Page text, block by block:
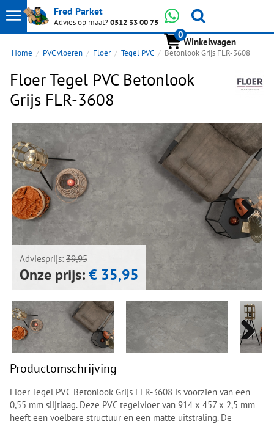
Toon
hoofdmenu
Fred Parket
Advies op maat?0512 33 00 75 Whatsapp
0
Winkelwagen
Home PVC vloeren Floer Tegel PVC Betonlook Grijs FLR-3608
Floer Tegel PVC Betonlook
Grijs FLR-3608
Adviesprijs: 39,95
Onze prijs:€ 35,95
Next
Next
Next
Next
Productomschrijving
Floer Tegel PVC Betonlook Grijs FLR-3608 is voorzien van een
0,55 mm slijtlaag. Deze PVC tegelvloer van 914 x 457 x 2,5 mm
heeft een voelbare structuur en een matte uitstraling. De